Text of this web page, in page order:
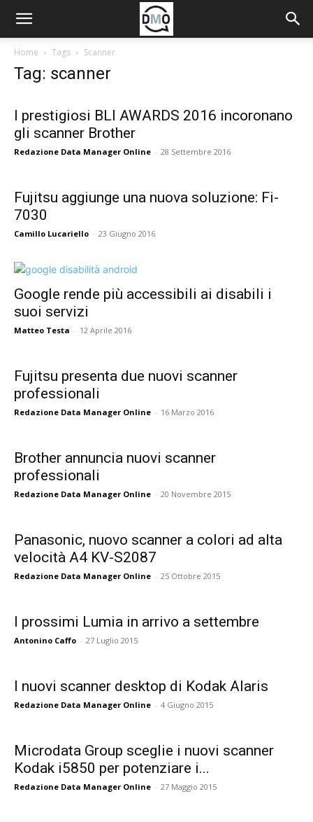
Home Tags Scanner
Tag: scanner
I prestigiosi BLI AWARDS 2016 incoronano
gli scanner Brother
Redazione Data Manager Online - 28 Settembre 2016
Fujitsu aggiunge una nuova soluzione: Fi-
7030
Camillo Lucariello - 23 Giugno 2016
Google rende più accessibili ai disabili i
suoi servizi
Matteo Testa - 12 Aprile 2016
Fujitsu presenta due nuovi scanner
professionali
Redazione Data Manager Online - 16 Marzo 2016
Brother annuncia nuovi scanner
professionali
Redazione Data Manager Online - 20 Novembre 2015
Panasonic, nuovo scanner a colori ad alta
velocità A4 KV-S2087
Redazione Data Manager Online - 25 Ottobre 2015
I prossimi Lumia in arrivo a settembre
Antonino Caffo - 27 Luglio 2015
I nuovi scanner desktop di Kodak Alaris
Redazione Data Manager Online - 4 Giugno 2015
Microdata Group sceglie i nuovi scanner
Kodak i5850 per potenziare i...
Redazione Data Manager Online - 27 Maggio 2015